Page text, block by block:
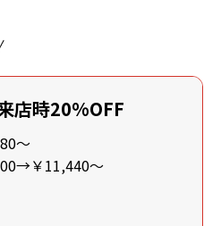
店時20%OFF
～
￥11,440～